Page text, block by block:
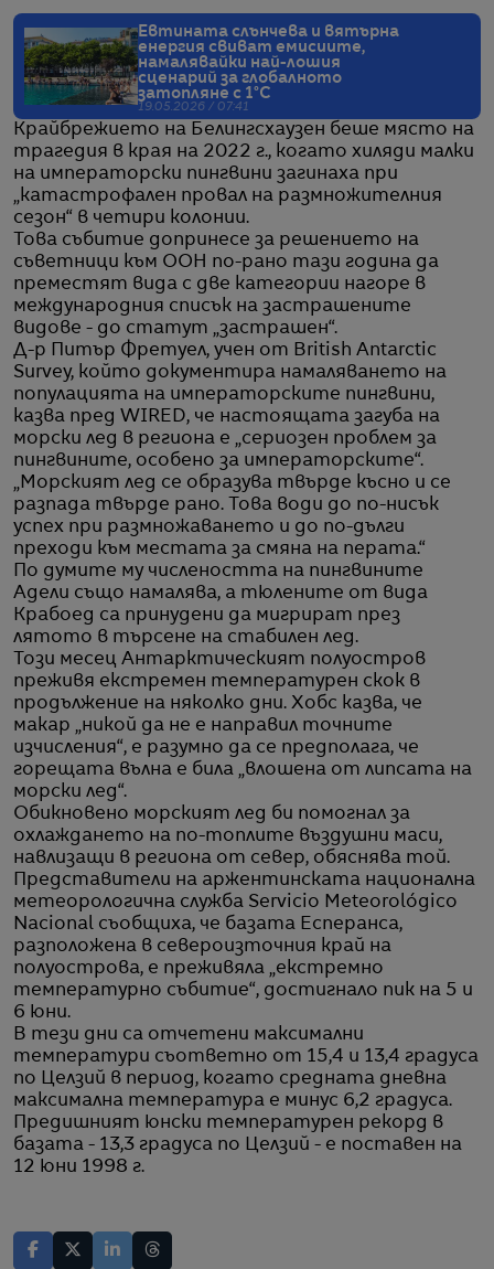
Евтината слънчева и вятърна
енергия свиват емисиите,
намалявайки най-лошия
сценарий за глобалното
затопляне с 1°C
19.05.2026 / 07:41
Крайбрежието на Белингсхаузен беше място на
трагедия в края на 2022 г., когато хиляди малки
на императорски пингвини загинаха при
„катастрофален провал на размножителния
сезон“ в четири колонии.
Това събитие допринесе за решението на
съветници към ООН по-рано тази година да
преместят вида с две категории нагоре в
международния списък на застрашените
видове - до статут „застрашен“.
Д-р Питър Фретуел, учен от British Antarctic
Survey, който документира намаляването на
популацията на императорските пингвини,
казва пред WIRED, че настоящата загуба на
морски лед в региона е „сериозен проблем за
пингвините, особено за императорските“.
„Морският лед се образува твърде късно и се
разпада твърде рано. Това води до по-нисък
успех при размножаването и до по-дълги
преходи към местата за смяна на перата.“
По думите му числеността на пингвините
Адели също намалява, а тюлените от вида
Крабоед са принудени да мигрират през
лятото в търсене на стабилен лед.
Този месец Антарктическият полуостров
преживя екстремен температурен скок в
продължение на няколко дни. Хобс казва, че
макар „никой да не е направил точните
изчисления“, е разумно да се предполага, че
горещата вълна е била „влошена от липсата на
морски лед“.
Обикновено морският лед би помогнал за
охлаждането на по-топлите въздушни маси,
навлизащи в региона от север, обяснява той.
Представители на аржентинската национална
метеорологична служба Servicio Meteorológico
Nacional съобщиха, че базата Есперанса,
разположена в североизточния край на
полуострова, е преживяла „екстремно
температурно събитие“, достигнало пик на 5 и
6 юни.
В тези дни са отчетени максимални
температури съответно от 15,4 и 13,4 градуса
по Целзий в период, когато средната дневна
максимална температура е минус 6,2 градуса.
Предишният юнски температурен рекорд в
базата - 13,3 градуса по Целзий - е поставен на
12 юни 1998 г.